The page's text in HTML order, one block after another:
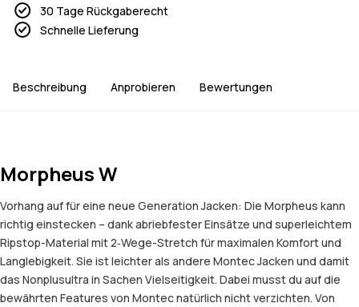
30 Tage Rückgaberecht
Schnelle Lieferung
Beschreibung Anprobieren Bewertungen
Morpheus W
Vorhang auf für eine neue Generation Jacken: Die Morpheus kann
richtig einstecken – dank abriebfester Einsätze und superleichtem
Ripstop-Material mit 2‑Wege-Stretch für maximalen Komfort und
Langlebigkeit. Sie ist leichter als andere Montec Jacken und damit
das Nonplusultra in Sachen Vielseitigkeit. Dabei musst du auf die
bewährten Features von Montec natürlich nicht verzichten. Von